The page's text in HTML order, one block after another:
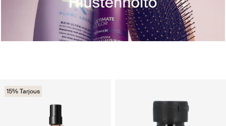
15% Tarjous